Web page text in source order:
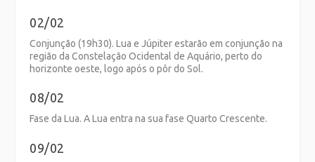
02/02
Conjunção (19h30). Lua e Júpiter estarão em conjunção na
região da Constelação Ocidental de Aquário, perto do
horizonte oeste, logo após o pôr do Sol.
08/02
Fase da Lua. A Lua entra na sua fase Quarto Crescente.
09/02